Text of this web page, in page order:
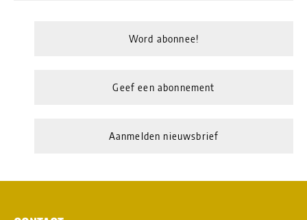
Word abonnee!
Geef een abonnement
Aanmelden nieuwsbrief